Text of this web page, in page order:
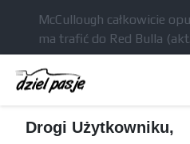
McCullough całkowicie
ma trafić do Red Bulla
zeszłego sezonu
algorytmach?
Drogi Użytkowniku,